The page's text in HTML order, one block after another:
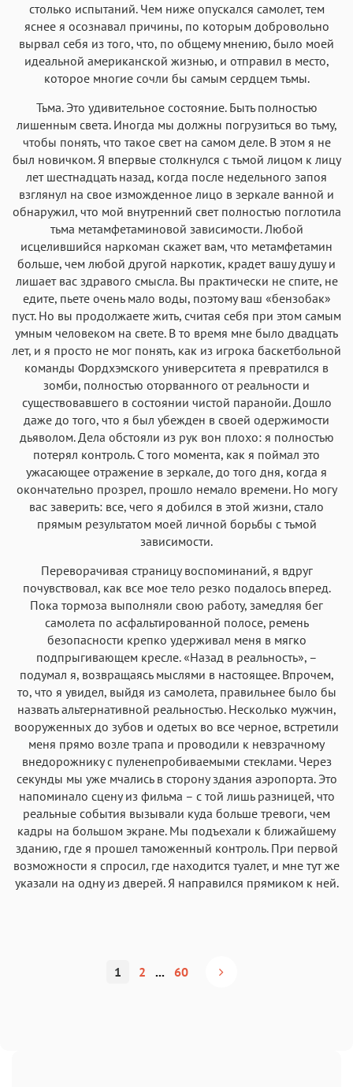
столько испытаний. Чем ниже опускался самолет, тем
яснее я осознавал причины, по которым добровольно
вырвал себя из того, что, по общему мнению, было моей
идеальной американской жизнью, и отправил в место,
которое многие сочли бы самым сердцем тьмы.
Тьма. Это удивительное состояние. Быть полностью
лишенным света. Иногда мы должны погрузиться во тьму,
чтобы понять, что такое свет на самом деле. В этом я не
был новичком. Я впервые столкнулся с тьмой лицом к лицу
лет шестнадцать назад, когда после недельного запоя
взглянул на свое изможденное лицо в зеркале ванной и
обнаружил, что мой внутренний свет полностью поглотила
тьма метамфетаминовой зависимости. Любой
исцелившийся наркоман скажет вам, что метамфетамин
больше, чем любой другой наркотик, крадет вашу душу и
лишает вас здравого смысла. Вы практически не спите, не
едите, пьете очень мало воды, поэтому ваш «бензобак»
пуст. Но вы продолжаете жить, считая себя при этом самым
умным человеком на свете. В то время мне было двадцать
лет, и я просто не мог понять, как из игрока баскетбольной
команды Фордхэмского университета я превратился в
зомби, полностью оторванного от реальности и
существовавшего в состоянии чистой паранойи. Дошло
даже до того, что я был убежден в своей одержимости
дьяволом. Дела обстояли из рук вон плохо: я полностью
потерял контроль. С того момента, как я поймал это
ужасающее отражение в зеркале, до того дня, когда я
окончательно прозрел, прошло немало времени. Но могу
вас заверить: все, чего я добился в этой жизни, стало
прямым результатом моей личной борьбы с тьмой
зависимости.
Переворачивая страницу воспоминаний, я вдруг
почувствовал, как все мое тело резко подалось вперед.
Пока тормоза выполняли свою работу, замедляя бег
самолета по асфальтированной полосе, ремень
безопасности крепко удерживал меня в мягко
подпрыгивающем кресле. «Назад в реальность», –
подумал я, возвращаясь мыслями в настоящее. Впрочем,
то, что я увидел, выйдя из самолета, правильнее было бы
назвать альтернативной реальностью. Несколько мужчин,
вооруженных до зубов и одетых во все черное, встретили
меня прямо возле трапа и проводили к невзрачному
внедорожнику с пуленепробиваемыми стеклами. Через
секунды мы уже мчались в сторону здания аэропорта. Это
напоминало сцену из фильма – с той лишь разницей, что
реальные события вызывали куда больше тревоги, чем
кадры на большом экране. Мы подъехали к ближайшему
зданию, где я прошел таможенный контроль. При первой
возможности я спросил, где находится туалет, и мне тут же
указали на одну из дверей. Я направился прямиком к ней.
1 2 ... 60